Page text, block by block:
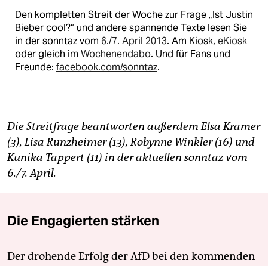
Den kompletten Streit der Woche zur Frage „Ist Justin
Bieber cool?“ und andere spannende Texte lesen Sie
in der sonntaz vom 6./7. April 2013. Am Kiosk, eKiosk
oder gleich im Wochenendabo. Und für Fans und
Freunde: facebook.com/sonntaz.
Die Streitfrage beantworten außerdem Elsa Kramer
(3), Lisa Runzheimer (13), Robynne Winkler (16) und
Kunika Tappert (11) in der aktuellen sonntaz vom
6./7. April.
Die Engagierten stärken
Der drohende Erfolg der AfD bei den kommenden